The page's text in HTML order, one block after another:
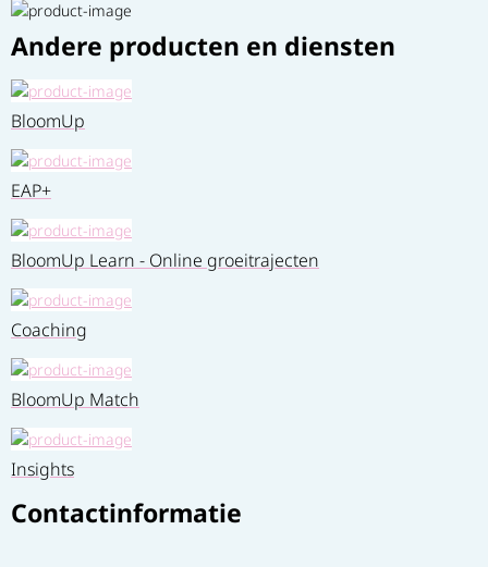
Andere producten en diensten
BloomUp
EAP+
BloomUp Learn - Online groeitrajecten
Coaching
BloomUp Match
Insights
Contactinformatie